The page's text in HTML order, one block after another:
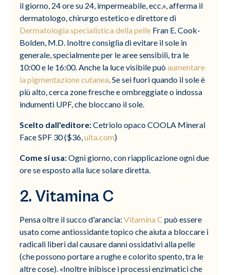
il giorno, 24 ore su 24, impermeabile, ecc.», afferma il
dermatologo, chirurgo estetico e direttore di
Dermatologia specialistica della pelle Fran E. Cook-
Bolden, M.D. Inoltre consiglia di evitare il sole in
generale, specialmente per le aree sensibili, tra le
10:00 e le 16:00. Anche la luce visibile puòaumentare
la pigmentazione cutanea. Se sei fuori quando il sole è
più alto, cerca zone fresche e ombreggiate o indossa
indumenti UPF, che bloccano il sole.
Scelto dall'editore:Cetriolo opaco COOLA Mineral
Face SPF 30 ($36,ulta.com)
Come si usa:Ogni giorno, con riapplicazione ogni due
ore se esposto alla luce solare diretta.
2. Vitamina C
Pensa oltre il succo d'arancia:Vitamina C può essere
usato come antiossidante topico che aiuta a bloccare i
radicali liberi dal causare danni ossidativi alla pelle
(che possono portare a rughe e colorito spento, tra le
altre cose). «Inoltre inibisce i processi enzimatici che